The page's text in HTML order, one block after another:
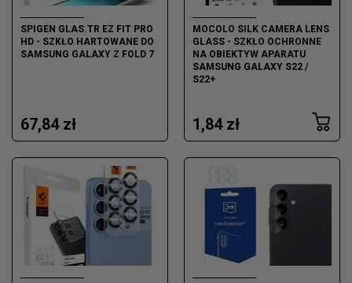
SPIGEN GLAS.TR EZ FIT PRO
HD - SZKŁO HARTOWANE DO
SAMSUNG GALAXY Z FOLD 7
67,84 zł
MOCOLO SILK CAMERA LENS
GLASS - SZKŁO OCHRONNE
NA OBIEKTYW APARATU
SAMSUNG GALAXY S22 /
S22+
1,84 zł